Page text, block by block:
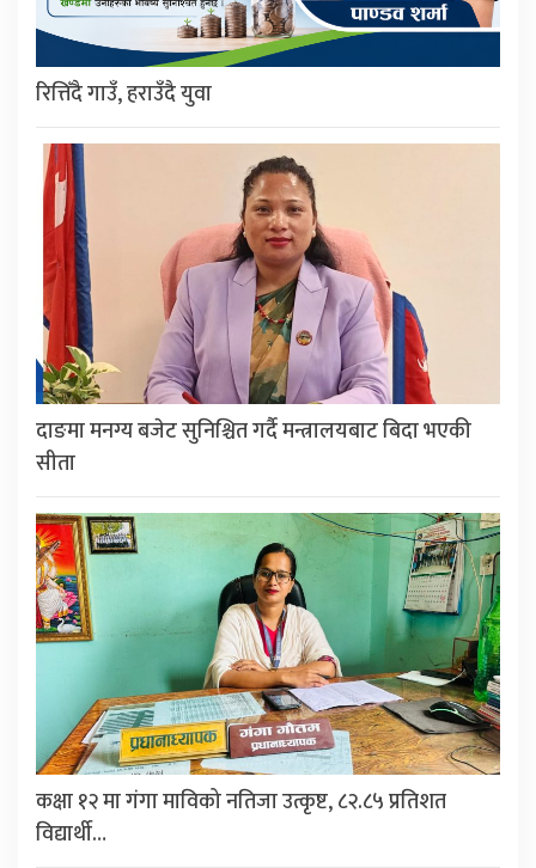
रित्तिँदै गाउँ, हराउँदै युवा
दाङमा मनग्य बजेट सुनिश्चित गर्दै मन्त्रालयबाट बिदा भएकी
सीता
कक्षा १२ मा गंगा माविको नतिजा उत्कृष्ट, ८२.८५ प्रतिशत
विद्यार्थी…